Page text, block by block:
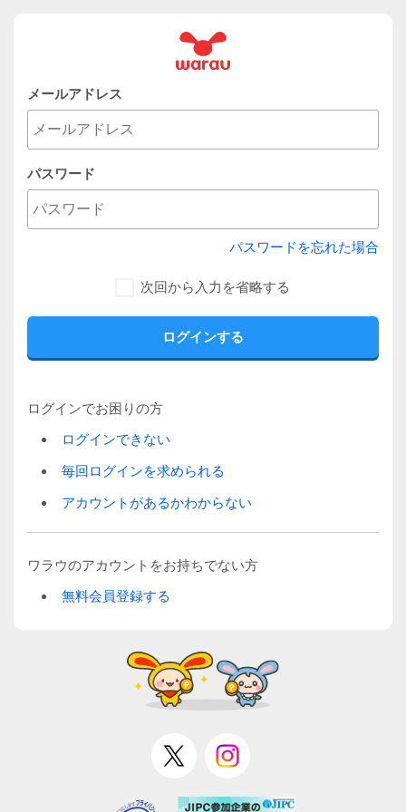
メールアドレス
パスワード
パスワードを忘れた場合
次回から入力を省略する
ログインでお困りの方
ログインできない
毎回ログインを求められる
アカウントがあるかわからない
ワラウのアカウントをお持ちでない方
無料会員登録する